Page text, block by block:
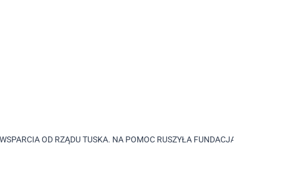
OD RZĄDU TUSKA. NA POMOC RUSZYŁA FUNDACJA REPUBLIKA I